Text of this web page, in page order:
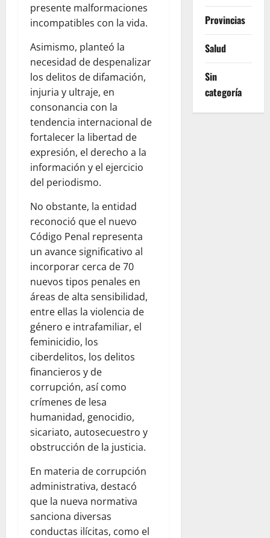
presente malformaciones
incompatibles con la vida.
Asimismo, planteó la
necesidad de despenalizar
los delitos de difamación,
injuria y ultraje, en
consonancia con la
tendencia internacional de
fortalecer la libertad de
expresión, el derecho a la
información y el ejercicio
del periodismo.
No obstante, la entidad
reconoció que el nuevo
Código Penal representa
un avance significativo al
incorporar cerca de 70
nuevos tipos penales en
áreas de alta sensibilidad,
entre ellas la violencia de
género e intrafamiliar, el
feminicidio, los
ciberdelitos, los delitos
financieros y de
corrupción, así como
crímenes de lesa
humanidad, genocidio,
sicariato, autosecuestro y
obstrucción de la justicia.
En materia de corrupción
administrativa, destacó
que la nueva normativa
sanciona diversas
conductas ilícitas, como el
Provincias
Salud
Sin
categoría